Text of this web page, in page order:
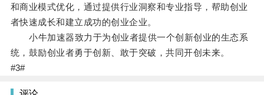
和商业模式优化，通过提供行业洞察和专业指导，帮助创业
者快速成长和建立成功的创业企业。
小牛加速器致力于为创业者提供一个创新创业的生态系
统，鼓励创业者勇于创新、敢于突破，共同开创未来。
#3#